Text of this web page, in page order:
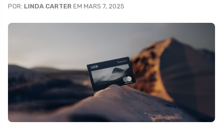
POR: LINDA CARTER EM MARS 7, 2025